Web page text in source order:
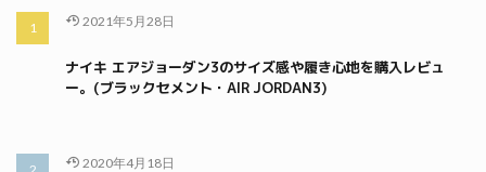
2021年5月28日
ナイキ エアジョーダン3のサイズ感や履き心地を購入レビュ
ー。(ブラックセメント・AIR JORDAN3)
2020年4月18日